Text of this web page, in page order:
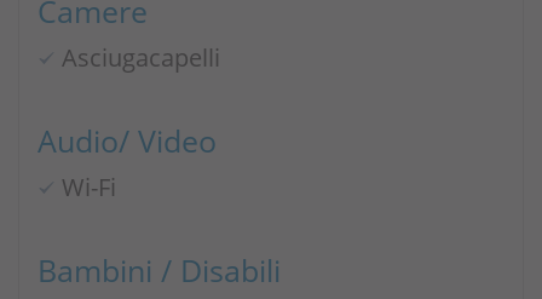
Camere
Asciugacapelli
Audio/ Video
Wi-Fi
Bambini / Disabili